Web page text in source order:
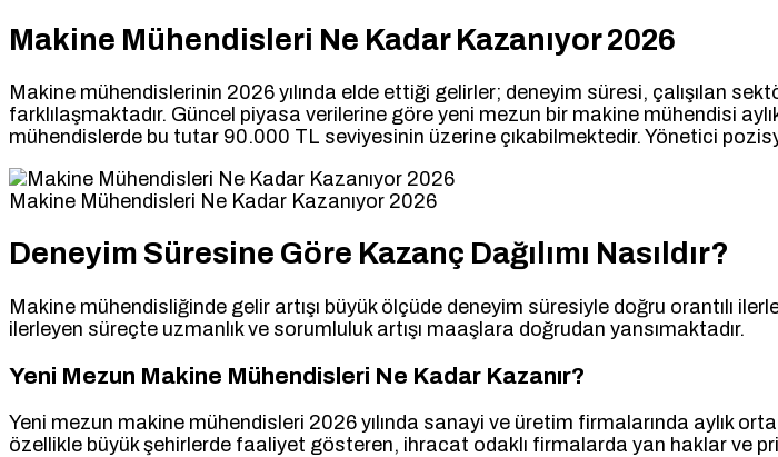
Makine Mühendisleri Ne Kadar Kazanıyor 2026
Makine mühendislerinin 2026 yılında elde ettiği gelirler; deneyim süresi, çalışılan
farklılaşmaktadır. Güncel piyasa verilerine göre yeni mezun bir makine mühendisi
mühendislerde bu tutar 90.000 TL seviyesinin üzerine çıkabilmektedir. Yönetici
Makine Mühendisleri Ne Kadar Kazanıyor 2026
Deneyim Süresine Göre Kazanç Dağılımı Nasıldır?
Makine mühendisliğinde gelir artışı büyük ölçüde deneyim süresiyle doğru orantılı
ilerleyen süreçte uzmanlık ve sorumluluk artışı maaşlara doğrudan yansımaktadır.
Yeni Mezun Makine Mühendisleri Ne Kadar Kazanır?
Yeni mezun makine mühendisleri 2026 yılında sanayi ve üretim firmalarında aylık
özellikle büyük şehirlerde faaliyet gösteren, ihracat odaklı firmalarda yan haklar ve